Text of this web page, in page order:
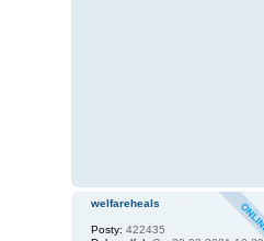
welfareheals
Posty: 422435